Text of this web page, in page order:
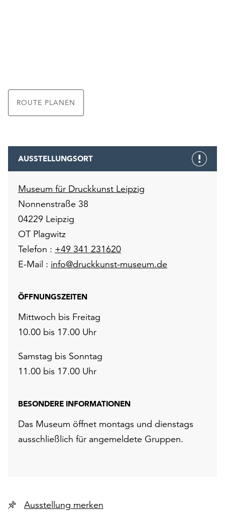
ROUTE PLANEN
AUSSTELLUNGSORT
Museum für Druckkunst Leipzig
Nonnenstraße 38
04229 Leipzig
OT Plagwitz
Telefon : +49 341 231620
E-Mail : info@druckkunst-museum.de
ÖFFNUNGSZEITEN
Mittwoch bis Freitag
10.00 bis 17.00 Uhr
Samstag bis Sonntag
11.00 bis 17.00 Uhr
BESONDERE INFORMATIONEN
Das Museum öffnet montags und dienstags
ausschließlich für angemeldete Gruppen.
Ausstellung merken